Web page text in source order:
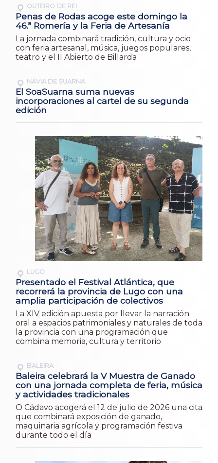
OUTEIRO DE REI
Penas de Rodas acoge este domingo la
46.ª Romería y la Feria de Artesanía
La jornada combinará tradición, cultura y ocio
con feria artesanal, música, juegos populares,
teatro y el II Abierto de Billarda
NAVIA DE SUARNA
El SoaSuarna suma nuevas
incorporaciones al cartel de su segunda
edición
LUGO
Presentado el Festival Atlántica, que
recorrerá la provincia de Lugo con una
amplia participación de colectivos
La XIV edición apuesta por llevar la narración
oral a espacios patrimoniales y naturales de toda
la provincia con una programación que
combina memoria, cultura y territorio
BALEIRA
Baleira celebrará la V Muestra de Ganado
con una jornada completa de feria, música
y actividades tradicionales
O Cádavo acogerá el 12 de julio de 2026 una cita
que combinará exposición de ganado,
maquinaria agrícola y programación festiva
durante todo el día